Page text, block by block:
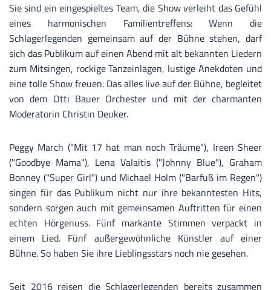
Sie sind ein eingespieltes Team, die Show verleiht das Gefühl
eines harmonischen Familientreffens: Wenn die
Schlagerlegenden gemeinsam auf der Bühne stehen, darf
sich das Publikum auf einen Abend mit alt bekannten Liedern
zum Mitsingen, rockige Tanzeinlagen, lustige Anekdoten und
eine tolle Show freuen. Das alles live auf der Bühne, begleitet
von dem Otti Bauer Orchester und mit der charmanten
Moderatorin Christin Deuker.
Peggy March ("Mit 17 hat man noch Träume"), Ireen Sheer
("Goodbye Mama"), Lena Valaitis ("Johnny Blue"), Graham
Bonney ("Super Girl") und Michael Holm ("Barfuß im Regen")
singen für das Publikum nicht nur ihre bekanntesten Hits,
sondern sorgen auch mit gemeinsamen Auftritten für einen
echten Hörgenuss. Fünf markante Stimmen verpackt in
einem Lied. Fünf außergewöhnliche Künstler auf einer
Bühne. So haben Sie ihre Lieblingsstars noch nie gesehen.
Seit 2016 reisen die Schlagerlegenden bereits zusammen